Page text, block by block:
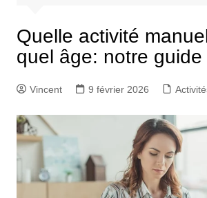
Quelle activité
quel âge: notre
Vincent 9 février 2026